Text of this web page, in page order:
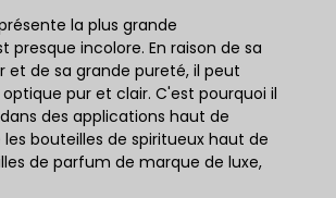
la plus grande
presque incolore. En raison de sa
et de sa grande pureté, il peut
pur et clair. C'est pourquoi il
des applications haut de
bouteilles de spiritueux haut de
de parfum de marque de luxe,